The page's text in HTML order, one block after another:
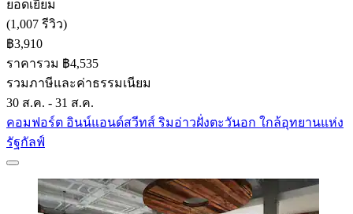
ยอดเยี่ยม
(1,007 รีวิว)
฿3,910
ราคารวม ฿4,535
รวมภาษีและค่าธรรมเนียม
30 ส.ค. - 31 ส.ค.
คอมฟอร์ต อินน์แอนด์สวีทส์ ริมอ่าวฝั่งตะวันอก ใกล้อุทยานแห่ง
รัฐกัลฟ์